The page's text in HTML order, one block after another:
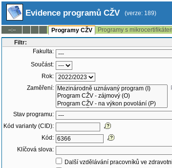
Evidence programů CŽV (verze: 189)
--:-- Programy CŽV
Programy s
Filtr:
Fakulta:
Součást:
Rok:
Zaměření:
Stav programu:
Kód varianty (CID):
Kód:
Klíčová slova:
Další vzdělávání pracovníků ve